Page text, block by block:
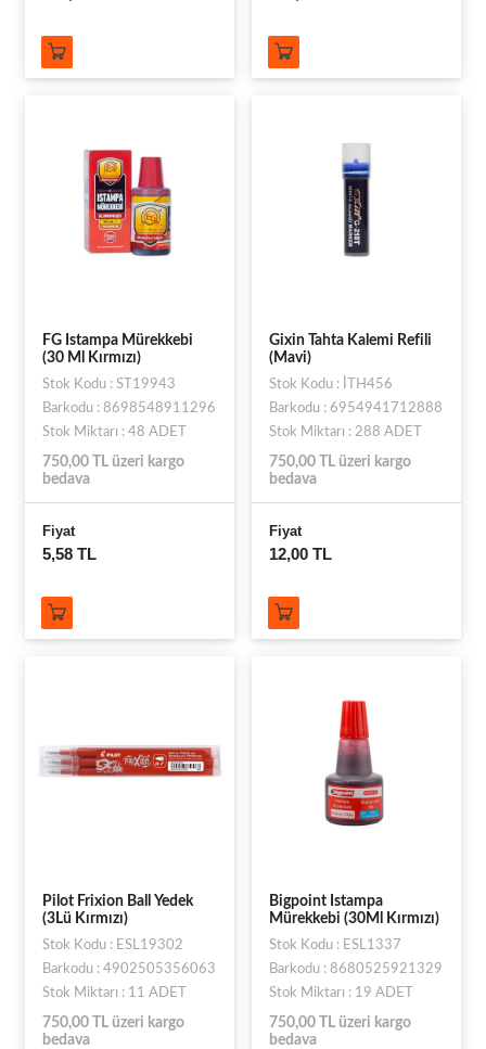
FG Istampa Mürekkebi
(30 Ml Kırmızı)
Stok Kodu : ST19943
Barkodu : 8698548911296
Stok Miktarı : 48 ADET
750,00 TL üzeri kargo
bedava
Fiyat
5,58 TL
Gixin Tahta Kalemi Refili
(Mavi)
Stok Kodu : İTH456
Barkodu : 6954941712888
Stok Miktarı : 288 ADET
750,00 TL üzeri kargo
bedava
Fiyat
12,00 TL
Pilot Frixion Ball Yedek
(3Lü Kırmızı)
Stok Kodu : ESL19302
Barkodu : 4902505356063
Stok Miktarı : 11 ADET
750,00 TL üzeri kargo
bedava
Bigpoint Istampa
Mürekkebi (30Ml Kırmızı)
Stok Kodu : ESL1337
Barkodu : 8680525921329
Stok Miktarı : 19 ADET
750,00 TL üzeri kargo
bedava